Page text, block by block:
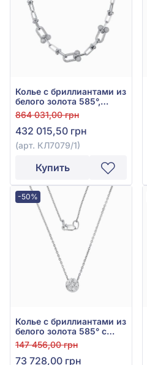
Колье с бриллиантами из
белого золота 585°,
Бриллиант 3,22ct, арт.
КЛ7079/1
864 031,00 грн
432 015,50 грн
(арт. КЛ7079/1)
Купить
-50%
Колье с бриллиантами из
белого золота 585° с
бриллиантом 0,34ct, арт.
704-086
147 456,00 грн
73 728,00 грн